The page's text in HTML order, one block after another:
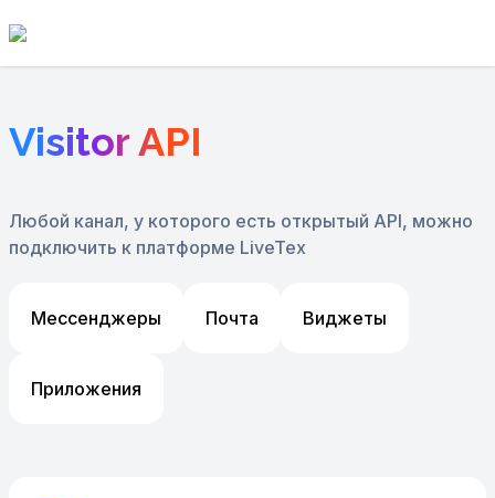
Visitor API
Любой канал, у которого есть открытый API, можно
подключить к платформе LiveTex
Мессенджеры Почта Виджеты
Приложения